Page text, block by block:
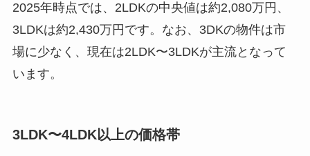
2025年時点では、2LDKの中央値は約2,080万円、
3LDKは約2,430万円です。なお、3DKの物件は市
場に少なく、現在は2LDK〜3LDKが主流となって
います。
3LDK〜4LDK以上の価格帯